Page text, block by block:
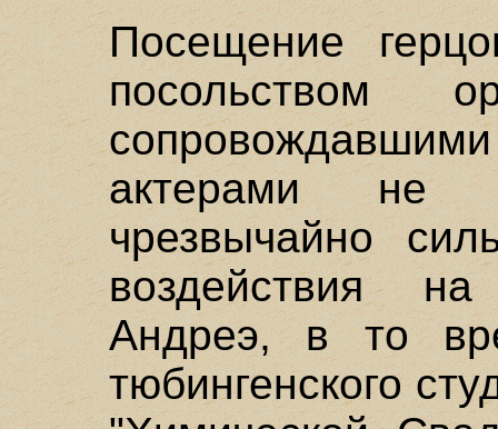
Посещение
посольством
актерами не
чрезвычайно
воздействия
Андреэ, в то
тюбингенского